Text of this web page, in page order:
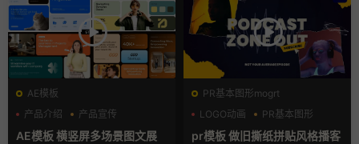
AE模板
产品介绍
产品宣传
产品展示
AE模板 横竖屏多场景图文展
PR基本图形mogrt
LOGO动画
PR基本图形
复古风
pr模板 做旧撕纸拼贴风格播客